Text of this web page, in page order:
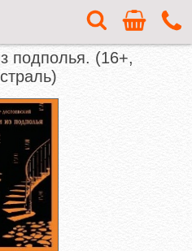
подполья. (16+,